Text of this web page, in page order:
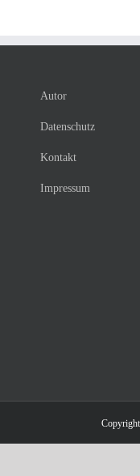
Autor
Datenschutz
Kontakt
Impressum